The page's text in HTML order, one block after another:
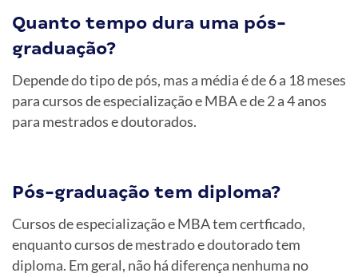
Quanto tempo dura uma pós-
graduação?
Depende do tipo de pós, mas a média é de 6 a 18 meses
para cursos de especialização e MBA e de 2 a 4 anos
para mestrados e doutorados.
Pós-graduação tem diploma?
Cursos de especialização e MBA tem certficado,
enquanto cursos de mestrado e doutorado tem
diploma. Em geral, não há diferença nenhuma no